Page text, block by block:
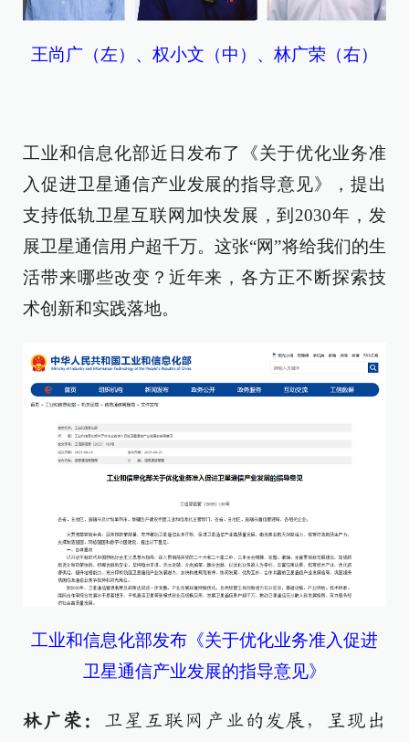
王尚广（左）、权小文（中）、林广荣（右）
工业和信息化部近日发布了《关于优化业务准
入促进卫星通信产业发展的指导意见》，提出
支持低轨卫星互联网加快发展，到2030年，发
展卫星通信用户超千万。这张“网”将给我们的生
活带来哪些改变？近年来，各方正不断探索技
术创新和实践落地。
工业和信息化部发布《关于优化业务准入促进
卫星通信产业发展的指导意见》
林广荣： 卫星互联网产业的发展，呈现出